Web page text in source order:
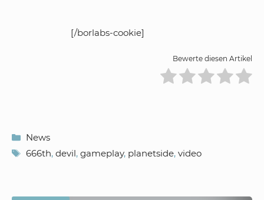
[/borlabs-cookie]
Bewerte diesen Artikel
Kategorien
News
Schlagwörter
666th, devil, gameplay, planetside, video